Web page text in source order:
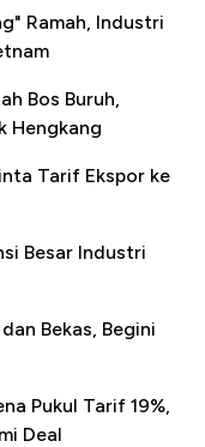
Ramah, Industri
Bos Buruh,
Hengkang
Tarif Ekspor ke
Besar Industri
Bekas, Begini
Pukul Tarif 19%,
Deal